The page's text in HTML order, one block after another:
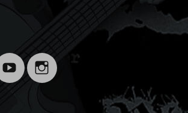
YoutubeInstagram